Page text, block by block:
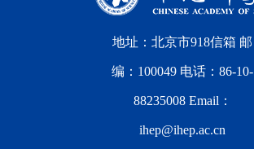
地址：北京市918信箱 邮
编：100049 电话：86-10-
88235008 Email：
ihep@ihep.ac.cn